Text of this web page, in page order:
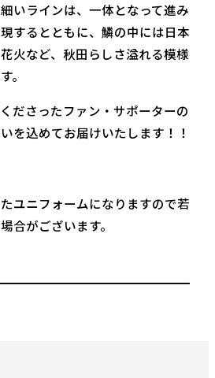
いラインは、一体となって進み
するとともに、鱗の中には日本
火など、秋田らしさ溢れる模様
。
ださったファン・サポーターの
を込めてお届けいたします！！
ユニフォームになりますので若
合がございます。